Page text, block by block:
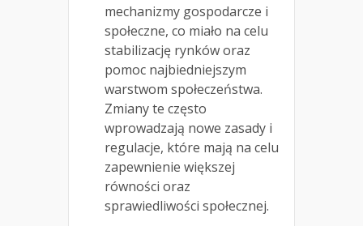
mechanizmy gospodarcze i
społeczne, co miało na celu
stabilizację rynków oraz
pomoc najbiedniejszym
warstwom społeczeństwa.
Zmiany te często
wprowadzają nowe zasady i
regulacje, które mają na celu
zapewnienie większej
równości oraz
sprawiedliwości społecznej.